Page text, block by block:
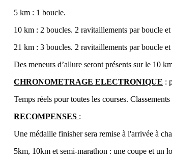
5 km : 1 boucle.
10 km : 2 boucles. 2 ravitaillements par boucle et
21 km : 3 boucles. 2 ravitaillements par boucle et
Des meneurs d’allure seront présents sur le 10
CHRONOMETRAGE ELECTRONIQUE :
Temps réels pour toutes les courses.
RECOMPENSES :
Une médaille finisher sera remise à l'arrivée à
5km, 10km et semi-marathon : une coupe et un